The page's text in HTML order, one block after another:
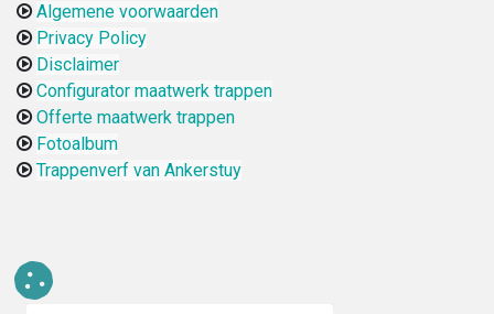
Algemene voorwaarden
Privacy Policy
Disclaimer
Configurator maatwerk trappen
Offerte maatwerk trappen
Fotoalbum
Trappenverf van Ankerstuy